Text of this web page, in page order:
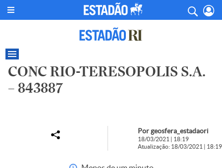
CONC RIO-TERESOPOLIS S.A.
– 843887
Por geosfera_estadaori
18/03/2021 | 18:19
Atualização: 18/03/2021 | 18:19